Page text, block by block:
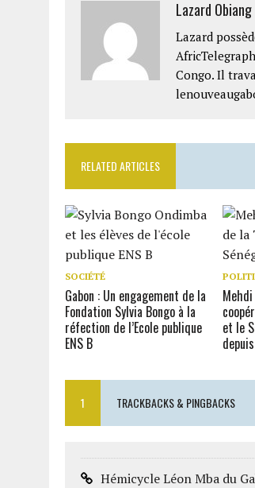
Lazard Obiang
Lazard
Congo. Il
RELATED ARTICLES
SOCIÉTÉ
Gabon : Un engagement de la
Fondation Sylvia Bongo à la
réfection de l’Ecole publique
ENS B
et le
1 TRACKBACKS & PINGBACKS
Hémicycle Léon Mba du